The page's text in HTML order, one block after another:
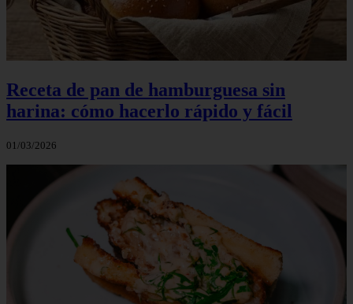
Receta de pan de hamburguesa sin
harina: cómo hacerlo rápido y fácil
01/03/2026